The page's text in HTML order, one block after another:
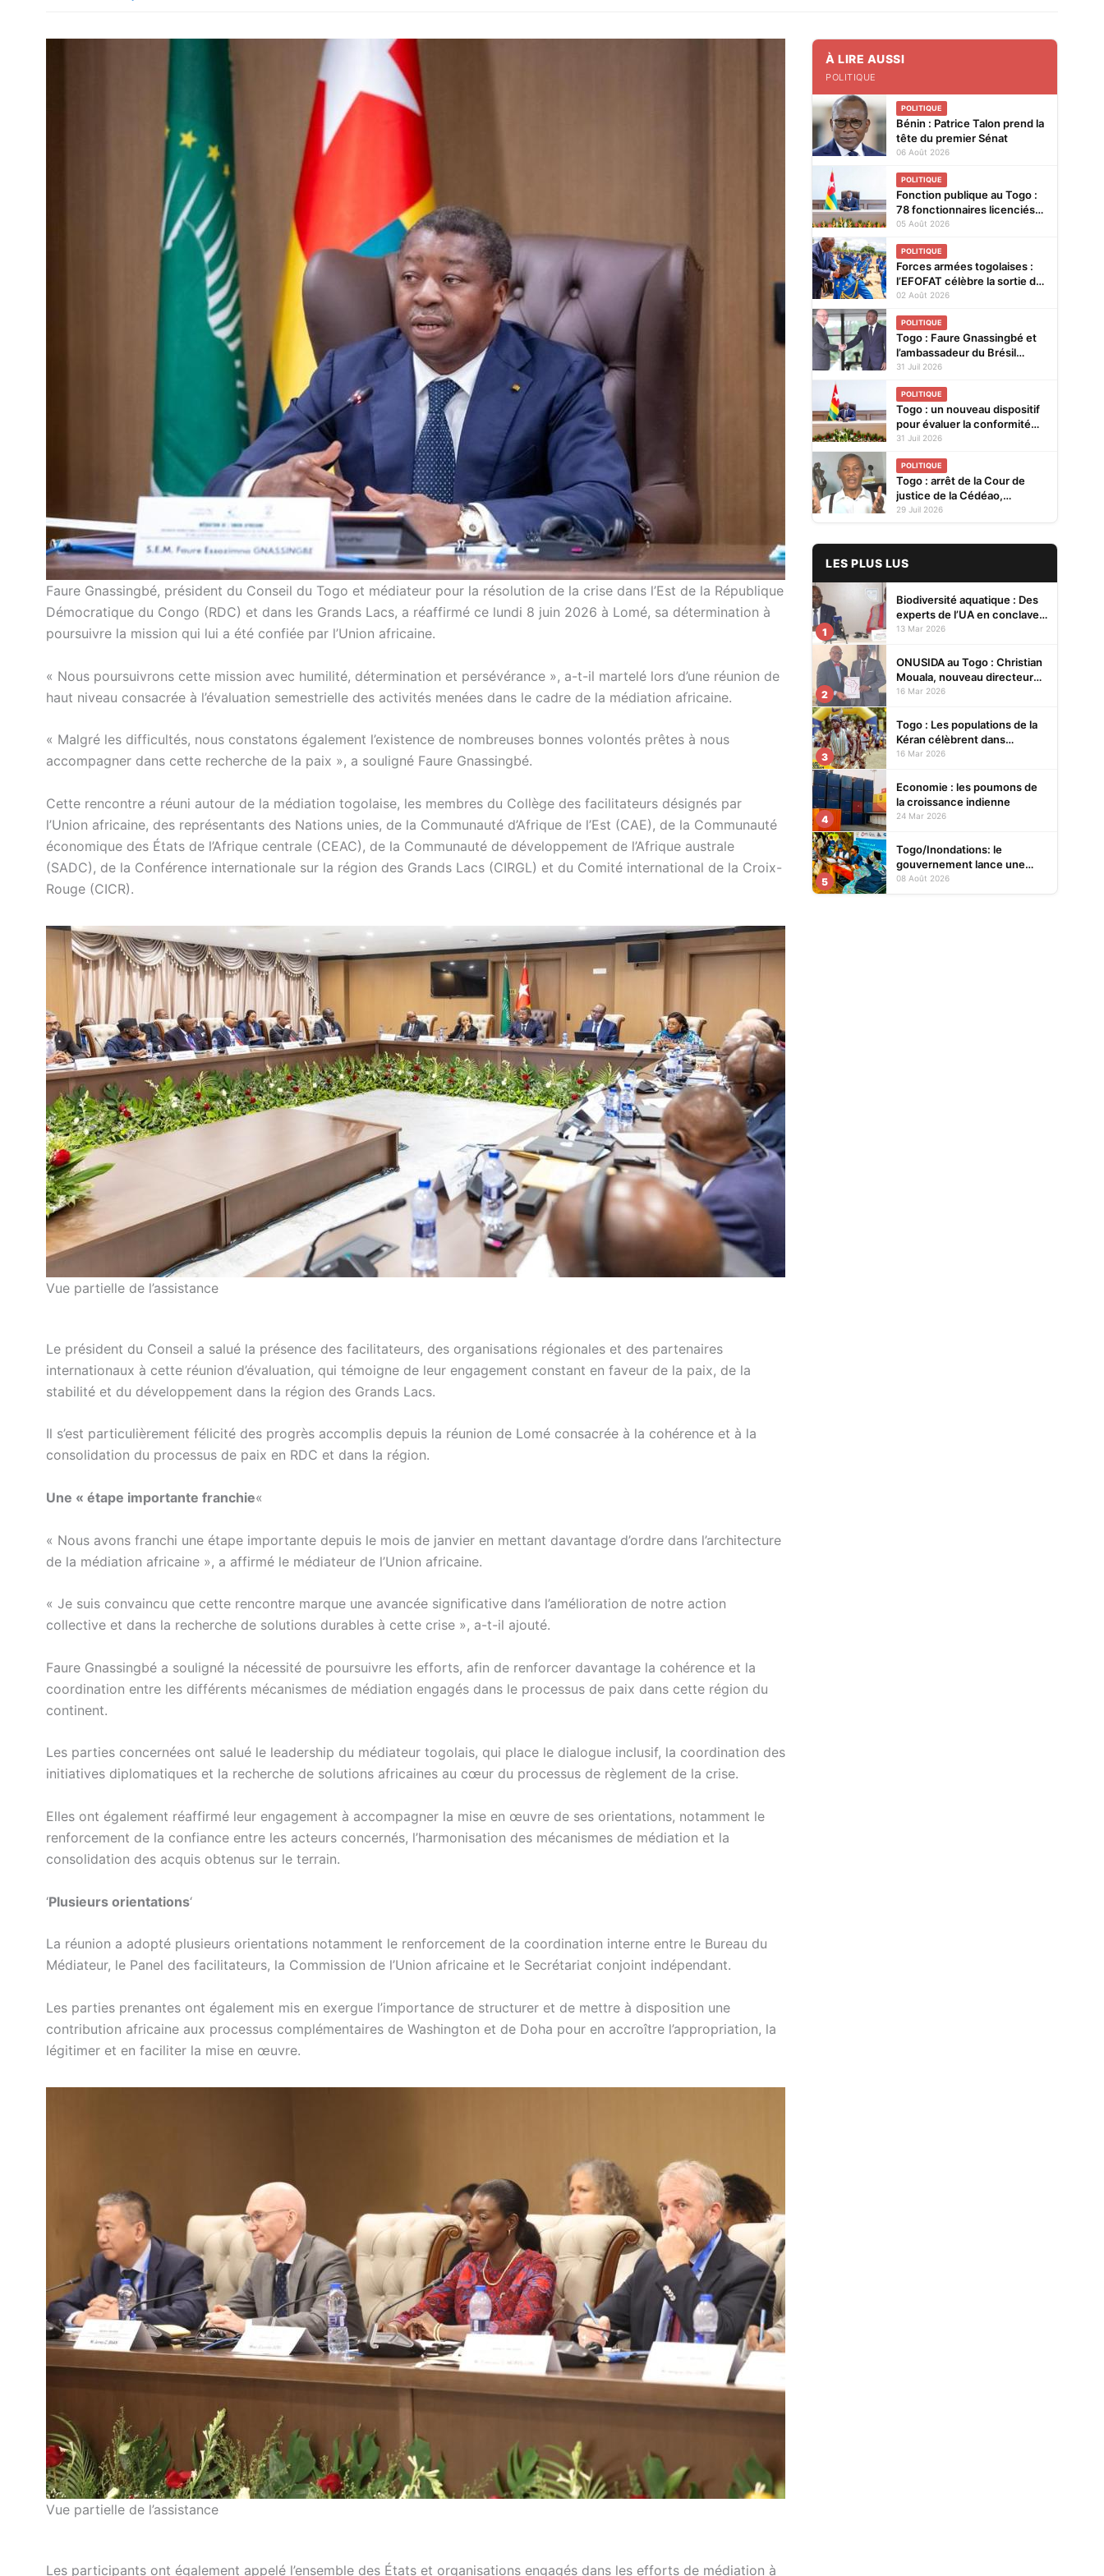
Faure Gnassingbé, président du Conseil du Togo et médiateur pour la résolution de la crise dans l’Est de la République
Démocratique du Congo (RDC) et dans les Grands Lacs, a réaffirmé ce lundi 8 juin 2026 à Lomé, sa détermination à
poursuivre la mission qui lui a été confiée par l’Union africaine.
« Nous poursuivrons cette mission avec humilité, détermination et persévérance », a-t-il martelé lors d’une réunion de
haut niveau consacrée à l’évaluation semestrielle des activités menées dans le cadre de la médiation africaine.
« Malgré les difficultés, nous constatons également l’existence de nombreuses bonnes volontés prêtes à nous
accompagner dans cette recherche de la paix », a souligné Faure Gnassingbé.
Cette rencontre a réuni autour de la médiation togolaise, les membres du Collège des facilitateurs désignés par
l’Union africaine, des représentants des Nations unies, de la Communauté d’Afrique de l’Est (CAE), de la Communauté
économique des États de l’Afrique centrale (CEAC), de la Communauté de développement de l’Afrique australe
(SADC), de la Conférence internationale sur la région des Grands Lacs (CIRGL) et du Comité international de la Croix-
Rouge (CICR).
Vue partielle de l’assistance
Le président du Conseil a salué la présence des facilitateurs, des organisations régionales et des partenaires
internationaux à cette réunion d’évaluation, qui témoigne de leur engagement constant en faveur de la paix, de la
stabilité et du développement dans la région des Grands Lacs.
Il s’est particulièrement félicité des progrès accomplis depuis la réunion de Lomé consacrée à la cohérence et à la
consolidation du processus de paix en RDC et dans la région.
Une « étape importante franchie«
« Nous avons franchi une étape importante depuis le mois de janvier en mettant davantage d’ordre dans l’architecture
de la médiation africaine », a affirmé le médiateur de l’Union africaine.
« Je suis convaincu que cette rencontre marque une avancée significative dans l’amélioration de notre action
collective et dans la recherche de solutions durables à cette crise », a-t-il ajouté.
Faure Gnassingbé a souligné la nécessité de poursuivre les efforts, afin de renforcer davantage la cohérence et la
coordination entre les différents mécanismes de médiation engagés dans le processus de paix dans cette région du
continent.
Les parties concernées ont salué le leadership du médiateur togolais, qui place le dialogue inclusif, la coordination des
initiatives diplomatiques et la recherche de solutions africaines au cœur du processus de règlement de la crise.
Elles ont également réaffirmé leur engagement à accompagner la mise en œuvre de ses orientations, notamment le
renforcement de la confiance entre les acteurs concernés, l’harmonisation des mécanismes de médiation et la
consolidation des acquis obtenus sur le terrain.
‘Plusieurs orientations‘
La réunion a adopté plusieurs orientations notamment le renforcement de la coordination interne entre le Bureau du
Médiateur, le Panel des facilitateurs, la Commission de l’Union africaine et le Secrétariat conjoint indépendant.
Les parties prenantes ont également mis en exergue l’importance de structurer et de mettre à disposition une
contribution africaine aux processus complémentaires de Washington et de Doha pour en accroître l’appropriation, la
légitimer et en faciliter la mise en œuvre.
Vue partielle de l’assistance
Les participants ont également appelé l’ensemble des États et organisations engagés dans les efforts de médiation à
À LIRE AUSSI
POLITIQUE
POLITIQUE
Bénin : Patrice Talon prend la
tête du premier Sénat
06 Août 2026
POLITIQUE
Fonction publique au Togo :
78 fonctionnaires licenciés
entre 2025 et 2026
05 Août 2026
POLITIQUE
Forces armées togolaises :
l’EFOFAT célèbre la sortie de
la 29e promotion et le
02 Août 2026
POLITIQUE
Togo : Faure Gnassingbé et
l’ambassadeur du Brésil
explorent de nouvelles pistes
bilatérale
31 Juil 2026
POLITIQUE
Togo : un nouveau dispositif
pour évaluer la conformité
des produits avant leur mise
31 Juil 2026
POLITIQUE
Togo : arrêt de la Cour de
justice de la Cédéao,
l'opposition conteste la
29 Juil 2026
LES PLUS LUS
1
Biodiversité aquatique : Des
experts de l’UA en conclave à
Lomé pour renforcer la
13 Mar 2026
2
ONUSIDA au Togo : Christian
Mouala, nouveau directeur
pays
16 Mar 2026
3
Togo : Les populations de la
Kéran célèbrent dans
l’allégresse Tislim-Difoini,
16 Mar 2026
4
Economie : les poumons de
la croissance indienne
24 Mar 2026
5
Togo/Inondations: le
gouvernement lance une
opération d’assistance aux
08 Août 2026